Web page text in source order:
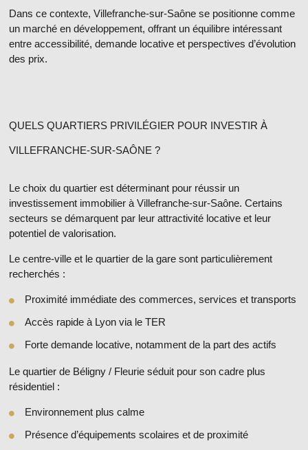
Dans ce contexte, Villefranche-sur-Saône se positionne comme
un marché en développement, offrant un équilibre intéressant
entre accessibilité, demande locative et perspectives d’évolution
des prix.
QUELS QUARTIERS PRIVILÉGIER POUR INVESTIR À
VILLEFRANCHE-SUR-SAÔNE ?
Le choix du quartier est déterminant pour réussir un
investissement immobilier à Villefranche-sur-Saône. Certains
secteurs se démarquent par leur attractivité locative et leur
potentiel de valorisation.
Le centre-ville et le quartier de la garesont particulièrement
recherchés :
Proximité immédiate des commerces, services et transports
Accès rapide à Lyon via le TER
Forte demande locative, notamment de la part des actifs
Le quartier de Béligny / Fleurieséduit pour son cadre plus
résidentiel :
Environnement plus calme
Présence d’équipements scolaires et de proximité